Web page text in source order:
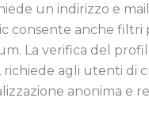
un indirizzo e
consente anche filtri
La verifica del
richiede agli utenti
anonima e